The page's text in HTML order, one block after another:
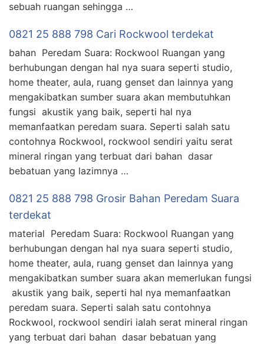
sebuah ruangan sehingga …
0821 25 888 798 Cari Rockwool terdekat
bahan Peredam Suara: Rockwool Ruangan yang
berhubungan dengan hal nya suara seperti studio,
home theater, aula, ruang genset dan lainnya yang
mengakibatkan sumber suara akan membutuhkan
fungsi akustik yang baik, seperti hal nya
memanfaatkan peredam suara. Seperti salah satu
contohnya Rockwool, rockwool sendiri yaitu serat
mineral ringan yang terbuat dari bahan dasar
bebatuan yang lazimnya …
0821 25 888 798 Grosir Bahan Peredam Suara
terdekat
material Peredam Suara: Rockwool Ruangan yang
berhubungan dengan hal nya suara seperti studio,
home theater, aula, ruang genset dan lainnya yang
mengakibatkan sumber suara akan memerlukan fungsi
akustik yang baik, seperti hal nya memanfaatkan
peredam suara. Seperti salah satu contohnya
Rockwool, rockwool sendiri ialah serat mineral ringan
yang terbuat dari bahan dasar bebatuan yang